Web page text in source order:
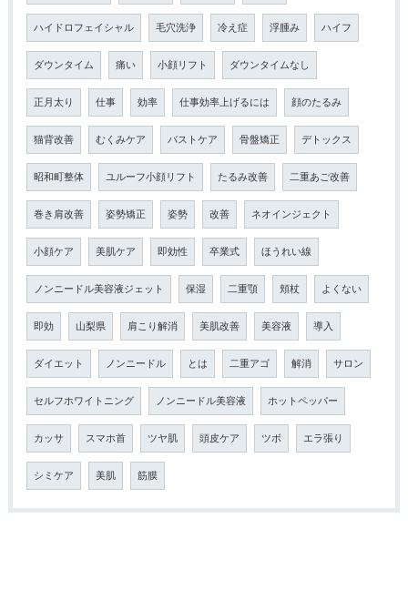
ハイドロフェイシャル 毛穴洗浄 冷え症 浮腫み ハイフ
ダウンタイム 痛い 小顔リフト ダウンタイムなし
正月太り 仕事 効率 仕事効率上げるには 顔のたるみ
猫背改善 むくみケア バストケア 骨盤矯正 デトックス
昭和町整体 ユルーフ小顔リフト たるみ改善 二重あご改善
巻き肩改善 姿勢矯正 姿勢 改善 ネオインジェクト
小顔ケア 美肌ケア 即効性 卒業式 ほうれい線
ノンニードル美容液ジェット 保湿 二重顎 頬杖 よくない
即効 山梨県 肩こり解消 美肌改善 美容液 導入
ダイエット ノンニードル とは 二重アゴ 解消 サロン
セルフホワイトニング ノンニードル美容液 ホットペッパー
カッサ スマホ首 ツヤ肌 頭皮ケア ツボ エラ張り
シミケア 美肌 筋膜